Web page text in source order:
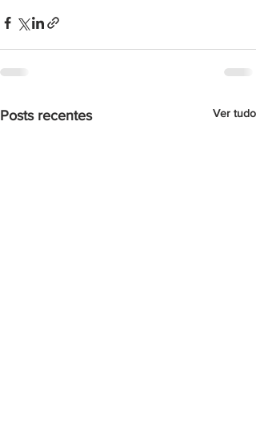
Posts recentes Ver tudo